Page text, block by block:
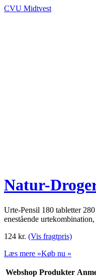
CVU Midtvest
Natur-
Urte-Pensil 180 tabletter
enestående
124 kr. (Vis fragtpris)
Læs mere »Køb nu »
Webshop Produkter